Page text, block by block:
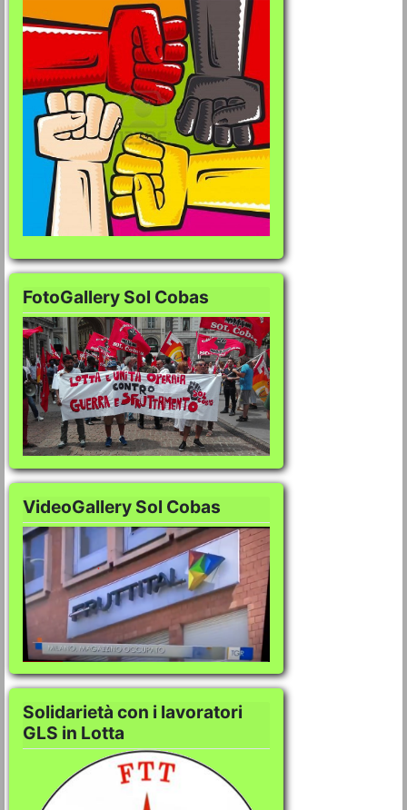
FotoGallery Sol Cobas
FotoGallery Sol
VideoGallery Sol Cobas
VideoGallery Sol
Solidarietà con i lavoratori
GLS in Lotta